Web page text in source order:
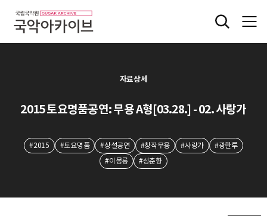
자료상세
2015 토요명품공연: 무용 A형[03.28.] - 02. 사랑가
#2015 #토요명품 #상설공연 #창작무용 #사랑가
#광한루
#이몽룡
#성춘향